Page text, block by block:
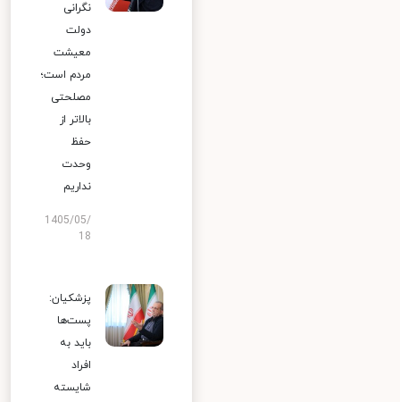
نگرانی
دولت
معیشت
مردم است؛
مصلحتی
بالاتر از
حفظ
وحدت
نداریم
1405/05/
18
پزشکیان:
پست‌ها
باید به
افراد
شایسته